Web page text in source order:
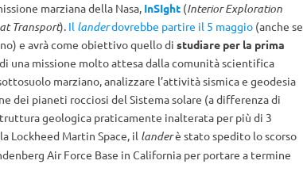
marziana della Nasa, InSIght(Interior Exploration
Transport). Il landerdovrebbe partire il 5 maggio(anche se
e avrà come obiettivo quello di studiare per la prima
una missione molto attesa dalla comunità scientifica
marziano, analizzare l’attività sismica e geodesia
dei pianeti rocciosi del Sistema solare (a differenza di
geologica praticamente inalterata per più di 3
Lockheed Martin Space, il landerè stato spedito lo scorso
Air Force Base in California per portare a termine